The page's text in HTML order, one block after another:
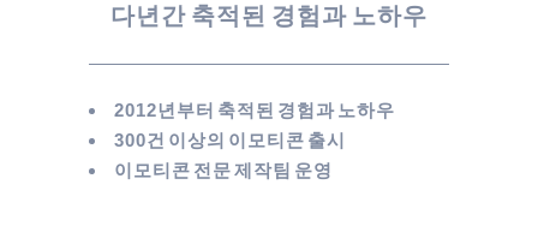
다년간 축적된 경험과 노하우
2012년부터 축적된 경험과 노하우
300건 이상의 이모티콘 출시
이모티콘 전문 제작팀 운영